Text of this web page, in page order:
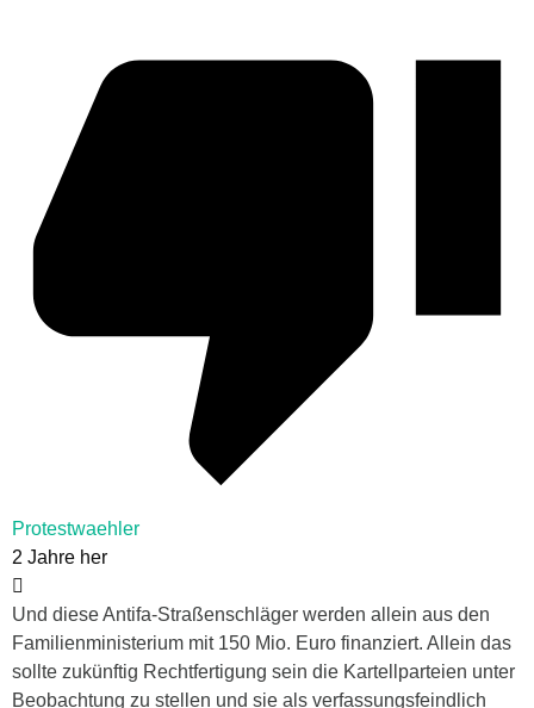
Protestwaehler
2 Jahre her
Und diese Antifa-Straßenschläger werden allein aus den
Familienministerium mit 150 Mio. Euro finanziert. Allein das
sollte zukünftig Rechtfertigung sein die Kartellparteien unter
Beobachtung zu stellen und sie als verfassungsfeindlich